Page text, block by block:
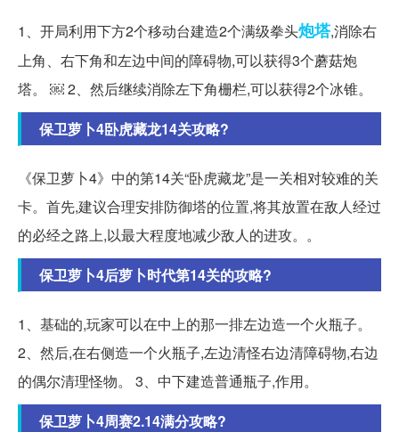
1、开局利用下方2个移动台建造2个满级拳头炮塔,消除右
上角、右下角和左边中间的障碍物,可以获得3个蘑菇炮
塔。 ￼ 2、然后继续消除左下角栅栏,可以获得2个冰锥。
保卫萝卜4卧虎藏龙14关攻略?
《保卫萝卜4》中的第14关“卧虎藏龙”是一关相对较难的关
卡。首先,建议合理安排防御塔的位置,将其放置在敌人经过
的必经之路上,以最大程度地减少敌人的进攻。。
保卫萝卜4后萝卜时代第14关的攻略?
1、基础的,玩家可以在中上的那一排左边造一个火瓶子。
2、然后,在右侧造一个火瓶子,左边清怪右边清障碍物,右边
的偶尔清理怪物。 3、中下建造普通瓶子,作用。
保卫萝卜4周赛2.14满分攻略?